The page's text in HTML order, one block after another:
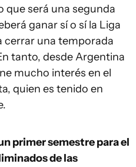
que será una segunda
ganar sí o sí la Liga
cerrar una temporada
tanto, desde Argentina
mucho interés en el
quien es tenido en
primer semestre para el
de las